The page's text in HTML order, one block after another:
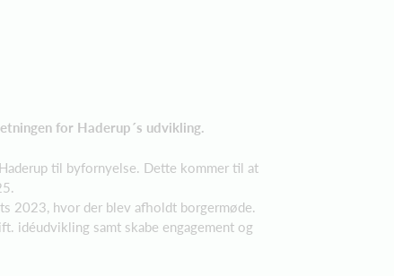
for Haderup´s udvikling.
til byfornyelse. Dette kommer til at
2023, hvor der blev afholdt borgermøde.
idéudvikling samt skabe engagement og